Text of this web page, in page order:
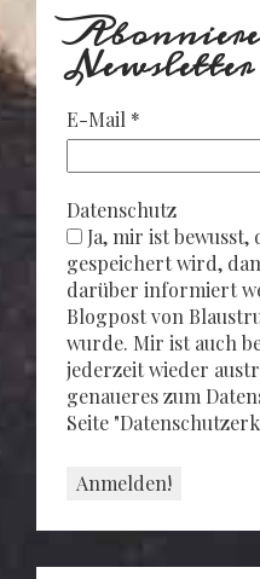
Newsletter
E-Mail *
Datenschutz
Ja, mir ist bewusst,
gespeichert wird,
darüber informiert
Blogpost von
wurde. Mir ist auch
jederzeit wieder
genaueres zum
Seite